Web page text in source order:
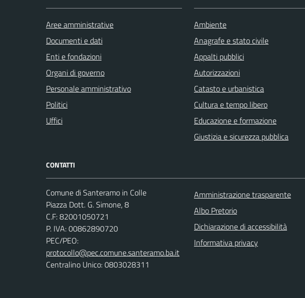
Aree amministrative
Documenti e dati
Enti e fondazioni
Organi di governo
Personale amministrativo
Politici
Uffici
Ambiente
Anagrafe e stato civile
Appalti pubblici
Autorizzazioni
Catasto e urbanistica
Cultura e tempo libero
Educazione e formazione
Giustizia e sicurezza pubblica
CONTATTI
Comune di Santeramo in Colle
Piazza Dott. G. Simone, 8
C.F:82001050721
P. IVA:00862890720
PEC/PEO:
protocollo@pec.comune.santeramo.ba.it
Centralino Unico: 0803028311
Amministrazione trasparente
Albo Pretorio
Dichiarazione di accessibilità
Informativa privacy